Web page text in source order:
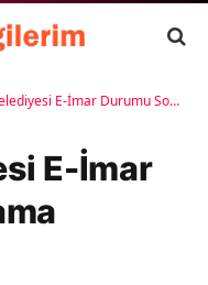
E-İmar Durumu Sorgulama
E-İmar